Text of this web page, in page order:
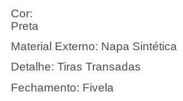
Cor:
Material Externo: Napa Sintética
Detalhe: Tiras Transadas
Fechamento: Fivela